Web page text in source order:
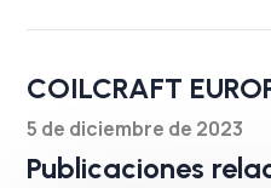
COILCRAFT
5 de diciembre de 2023
Publicaciones